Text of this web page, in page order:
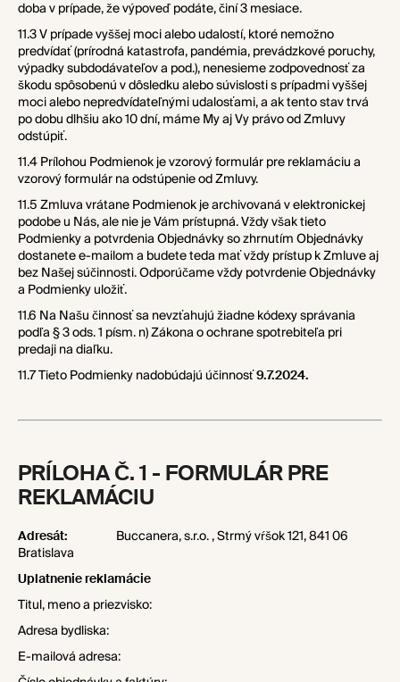
doba v prípade, že výpoveď podáte, činí 3 mesiace.
11.3 V prípade vyššej moci alebo udalostí, ktoré nemožno
predvídať (prírodná katastrofa, pandémia, prevádzkové poruchy,
výpadky subdodávateľov a pod.), nenesieme zodpovednosť za
škodu spôsobenú v dôsledku alebo súvislosti s prípadmi vyššej
moci alebo nepredvídateľnými udalosťami, a ak tento stav trvá
po dobu dlhšiu ako 10 dní, máme My aj Vy právo od Zmluvy
odstúpiť.
11.4 Prílohou Podmienok je vzorový formulár pre reklamáciu a
vzorový formulár na odstúpenie od Zmluvy.
11.5 Zmluva vrátane Podmienok je archivovaná v elektronickej
podobe u Nás, ale nie je Vám prístupná. Vždy však tieto
Podmienky a potvrdenia Objednávky so zhrnutím Objednávky
dostanete e-mailom a budete teda mať vždy prístup k Zmluve aj
bez Našej súčinnosti. Odporúčame vždy potvrdenie Objednávky
a Podmienky uložiť.
11.6 Na Našu činnosť sa nevzťahujú žiadne kódexy správania
podľa § 3 ods. 1 písm. n) Zákona o ochrane spotrebiteľa pri
predaji na diaľku.
11.7 Tieto Podmienky nadobúdajú účinnosť 9.7.2024.
PRÍLOHA Č. 1 - FORMULÁR PRE
REKLAMÁCIU
Adresát:
Buccanera, s.r.o. , Strmý vŕšok 121, 841 06
Bratislava
Uplatnenie reklamácie
Titul, meno a priezvisko:
Adresa bydliska:
E-mailová adresa: